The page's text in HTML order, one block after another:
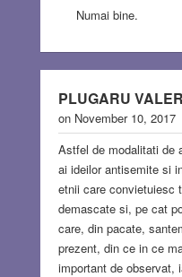
Numai bine.
PLUGARU
on November 10, 2017
Astfel de modalitati de
ai ideilor antisemite si
etnii care convietuiesc
demascate si, pe cat
care, din pacate,
prezent, din ce in ce
important de observat,